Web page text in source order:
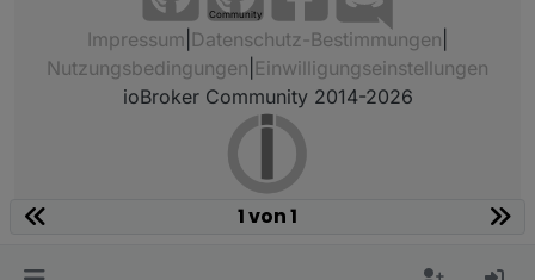
Community
Impressum Datenschutz-Bestimmungen
Nutzungsbedingungen Einwilligungseinstellungen
ioBroker Community 2014-2026
1 von 1